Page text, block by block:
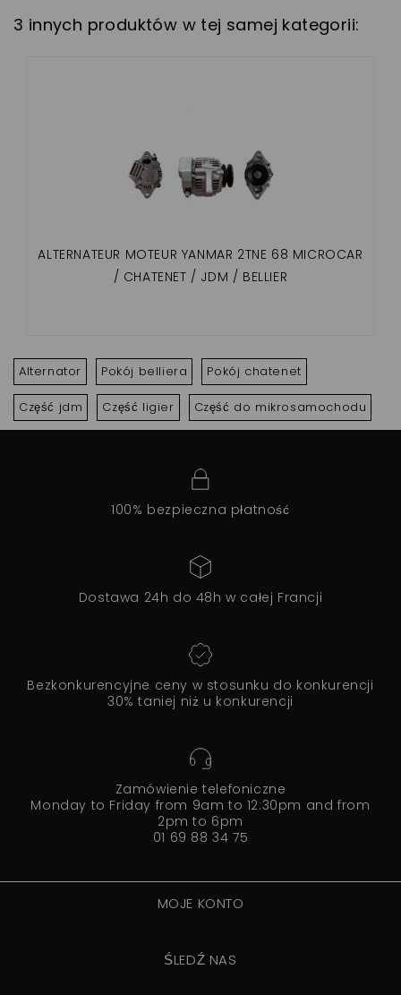
3 innych produktów w tej samej kategorii:
ALTERNATEUR MOTEUR YANMAR 2TNE 68 MICROCAR
/ CHATENET / JDM / BELLIER
Alternator Pokój belliera Pokój chatenet
Część jdm Część ligier Część do mikrosamochodu
100% bezpieczna płatność
Dostawa 24h do 48h w całej Francji
Bezkonkurencyjne ceny w stosunku do konkurencji
30% taniej niż u konkurencji
Zamówienie telefoniczne
Monday to Friday from 9am to 12:30pm and from
2pm to 6pm
01 69 88 34 75
MOJE KONTO
ŚLEDŹ NAS